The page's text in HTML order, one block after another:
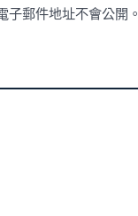
子郵件地址不會公開。